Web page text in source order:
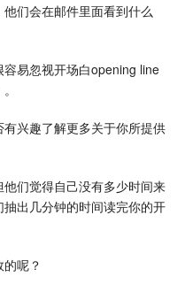
们会在邮件里面看到什么
易忽视开场白opening line
兴趣了解更多关于你所提供
们觉得自己没有多少时间来
出几分钟的时间读完你的开
呢？